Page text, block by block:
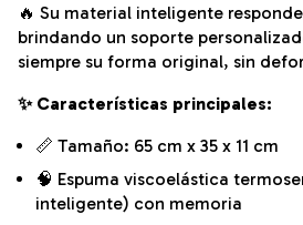
🔥 Su material inteligente
brindando un soporte
siempre su forma original, sin
✨ Características principales:
📏 Tamaño: 65 cm x 35 x 11 cm
🧠 Espuma viscoelástica
inteligente) con memoria